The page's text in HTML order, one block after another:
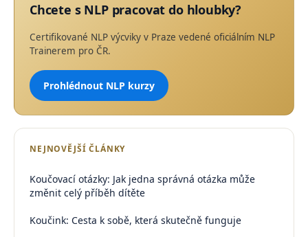
Chcete s NLP pracovat do hloubky?
Certifikované NLP výcviky v Praze vedené oficiálním NLP
Trainerem pro ČR.
Prohlédnout NLP kurzy
NEJNOVĚJŠÍ ČLÁNKY
Koučovací otázky: Jak jedna správná otázka může
změnit celý příběh dítěte
Koučink: Cesta k sobě, která skutečně funguje